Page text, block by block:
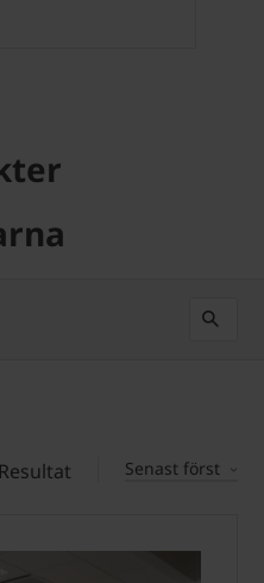
Resultat Senast först